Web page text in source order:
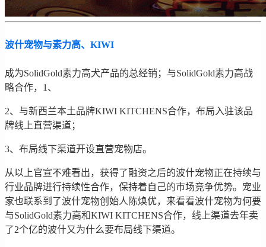
波什宠物与素力高、KIWI
成为SolidGold素力高犬产品的总经销；与SolidGold素力高战
略合作，1、
2、与新西兰本土品牌KIWI KITCHENS合作，布局入驻该品
牌线上直营渠道；
3、布局线下渠道开设直营宠物店。
从以上官宣不难看出，获得了融资之后的波什宠物正在持续与
行业品牌进行持续性合作，保持着自己的市场竞争优势。宠业
家也联系到了波什宠物创始人陈焕优，来看看波什宠物为何要
与SolidGold素力高和KIWI KITCHENS合作，线上渠道去年卖
了2个亿的波什又为什么要布局线下渠道。